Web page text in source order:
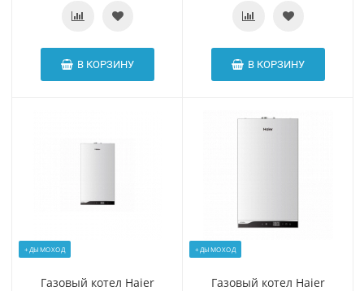
В КОРЗИНУ В КОРЗИНУ
+ДЫМОХОД
Газовый котел Haier
+ДЫМОХОД
Газовый котел Haier